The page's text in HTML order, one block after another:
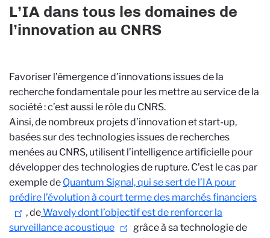
L’IA dans tous les domaines de
l’innovation au CNRS
Favoriser l’émergence d’innovations issues de la
recherche fondamentale pour les mettre au service de la
société : c’est aussi le rôle du CNRS.
Ainsi, de nombreux projets d’innovation et start-up,
basées sur des technologies issues de recherches
menées au CNRS, utilisent l’intelligence artificielle pour
développer des technologies de rupture. C’est le cas par
exemple de Quantum Signal, qui se sert de l’IA pour
prédire l’évolution à court terme des marchés financiers
, deWavely dont l’objectif est de renforcer la
surveillance acoustique
grâce à sa technologie de